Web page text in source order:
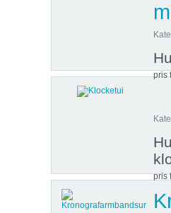
pris
pris